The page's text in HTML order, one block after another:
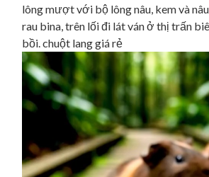
lông mượt với bộ lông nâu, kem và
rau bina, trên lối đi lát ván ở thị trấn
bồi. chuột lang giá rẻ